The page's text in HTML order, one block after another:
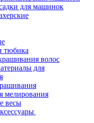
для машинок
тюбика
волос
для
мелирования
весы